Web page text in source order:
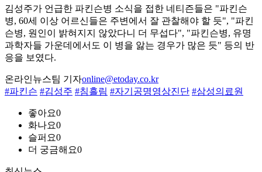
김성주가 언급한 파킨슨병 소식을 접한 네티즌들은 "파킨슨
병, 60세 이상 어르신들은 주변에서 잘 관찰해야 할 듯", "파킨
슨병, 원인이 밝혀지지 않았다니 더 무섭다", "파킨슨병, 유명
과학자들 가운데에서도 이 병을 앓는 경우가 많은 듯" 등의 반
응을 보였다.
온라인뉴스팀 기자online@etoday.co.kr
#파킨슨 #김성주 #침흘림 #자기공명영상진단 #삼성의료원
좋아요0
화나요0
슬퍼요0
더 궁금해요0